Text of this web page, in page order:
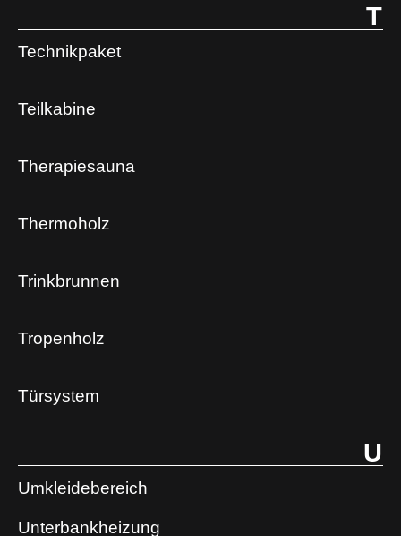
T
Technikpaket
Teilkabine
Therapiesauna
Thermoholz
Trinkbrunnen
Tropenholz
Türsystem
U
Umkleidebereich
Unterbankheizung